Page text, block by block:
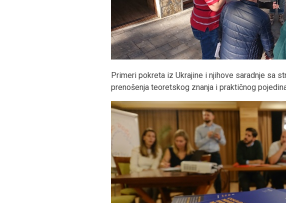
Primeri pokreta iz Ukrajine i njihove saradnje sa
prenošenja teoretskog znanja i praktičnog